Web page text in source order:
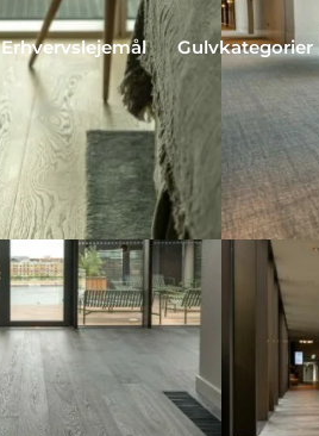
Erhvervslejemål Gulvkategorier